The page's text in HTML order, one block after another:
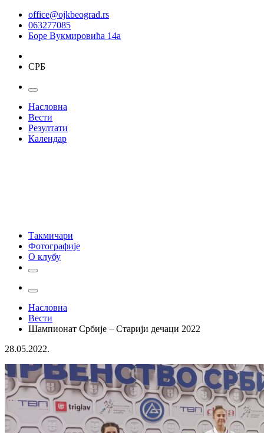
office@ojkbeograd.rs
063277085
Боре Вукмировића 14а
СРБ
Насловна
Вести
Резултати
Календар
Такмичари
Фотографије
О клубу
Насловна
Вести
Шампионат Србије – Старији дечаци 2022
28.05.2022.